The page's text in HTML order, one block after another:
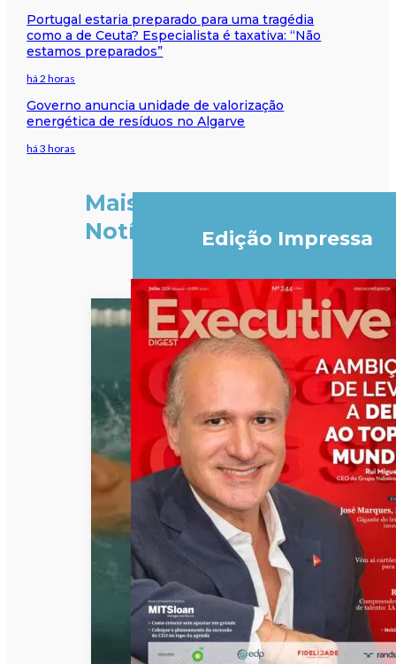
Portugal estaria preparado para uma tragédia
como a de Ceuta? Especialista é taxativa: “Não
estamos preparados”
há 2 horas
Governo anuncia unidade de valorização
energética de resíduos no Algarve
há 3 horas
Mais
Notícias
Edição Impressa